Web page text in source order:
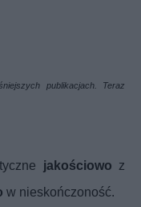
publikacjach. Teraz
jakościowo z
w nieskończoność.